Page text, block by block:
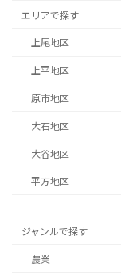
エリアで探す
上尾地区
上平地区
原市地区
大石地区
大谷地区
平方地区
ジャンルで探す
農業